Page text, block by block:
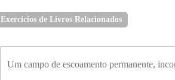
Exercícios de Livros Relacionados